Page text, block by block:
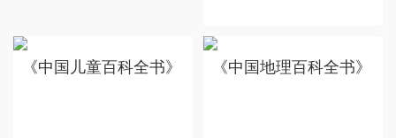
《中国儿童百科全书》 《中国地理百科全书》